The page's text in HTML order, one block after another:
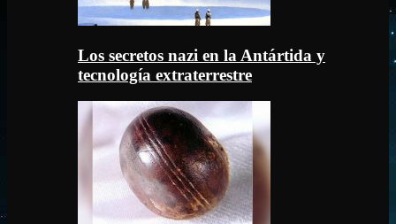
Los secretos nazi en la Antártida y
tecnología extraterrestre